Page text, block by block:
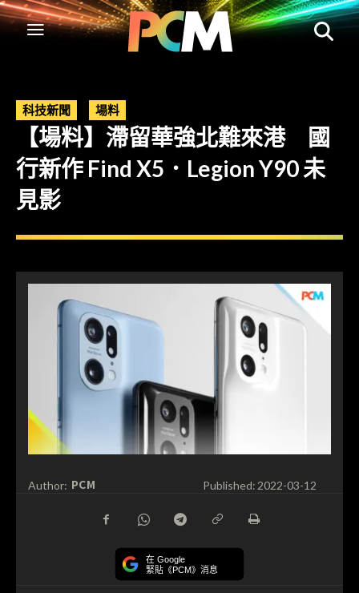
科技新聞 場料
【場料】滯留華強北難來港 國
行新作 Find X5．Legion Y90 未
見影
Author: PCM Published: 2022-03-12
在 Google
緊貼《PCM》消息